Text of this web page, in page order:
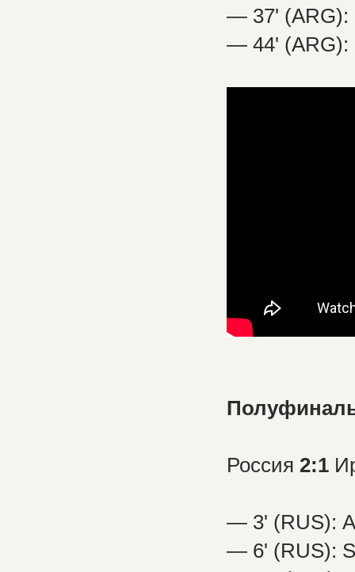
— 37' (ARG):
— 44' (ARG):
Россия 2:1
— 3' (RUS):
— 6' (RUS):